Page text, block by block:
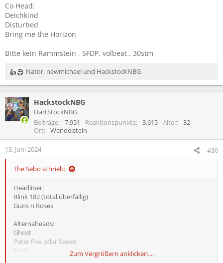
Co Head:
Deichkind
Disturbed
Bring me the Horizon
Bitte kein Rammstein , 5FDP, volbeat , 30stm
R
e
k
t
i
n
e
Nator, newmichael und HackstockNBG
HackstockNBG
HartStockNBG
Beiträge
7.951 Reaktionspunkte 3.615 Alter
32
Ort
Wendelstein
13. Juni 2024 #30
The Sebo schrieb:
Headliner:
Blink 182 (total überfällig)
Guns n Roses
Alternaheads:
Ghost
Peter Fox oder Seeed
Korn
Zum Vergrößern anklicken....